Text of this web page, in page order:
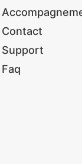
Contact
Support
Faq